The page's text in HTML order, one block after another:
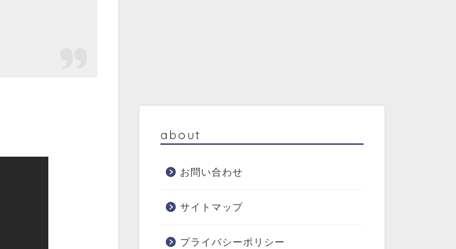
about
お問い合わせ
サイトマップ
プライバシーポリシー